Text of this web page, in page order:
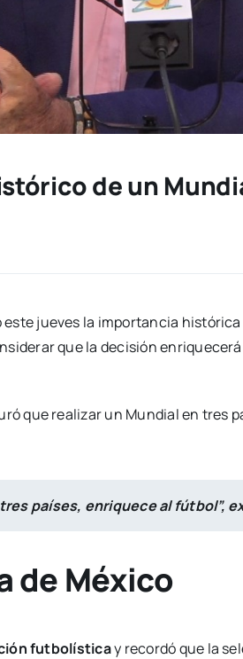
de un
jueves la importancia histórica
que la decisión
que realizar un Mundial en tres
países, enriquece al fútbol”,
de México
futbolísticay recordó que la